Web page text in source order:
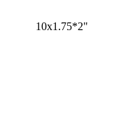
10x1.75*2"